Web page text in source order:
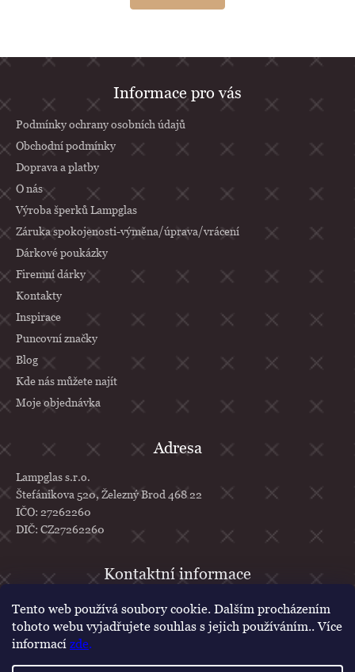
Tento web používá soubory cookie. Dalším procházením
tohoto webu vyjadřujete souhlas s jejich používáním.. Více
informací zde.
á
a
í
Informace pro vás
Podmínky ochrany osobních údajů
Obchodní podmínky
Doprava a platby
O nás
Výroba šperků Lampglas
Záruka spokojenosti-výměna/úprava/vrácení
Dárkové poukázky
Firemní dárky
Kontakty
Inspirace
Puncovní značky
Blog
Kde nás můžete najít
Moje objednávka
Adresa
Lampglas s.r.o.
Štefánikova 520, Železný Brod 468 22
IČO: 27262260
DIČ: CZ27262260
info@lampglas.cz
+420 777 610 707
lampglascz